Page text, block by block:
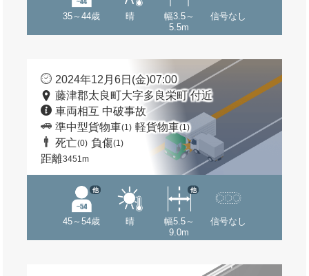
35～44歳 晴
幅3.5～
5.5m
信号なし
2024年12月6日(金)07:00
藤津郡太良町大字多良栄町 付近
車両相互 中破事故
準中型貨物車(1) 軽貨物車(1)
死亡(0) 負傷(1)
距離3451m
45～54歳
他
晴
幅5.5～
9.0m
他
信号なし